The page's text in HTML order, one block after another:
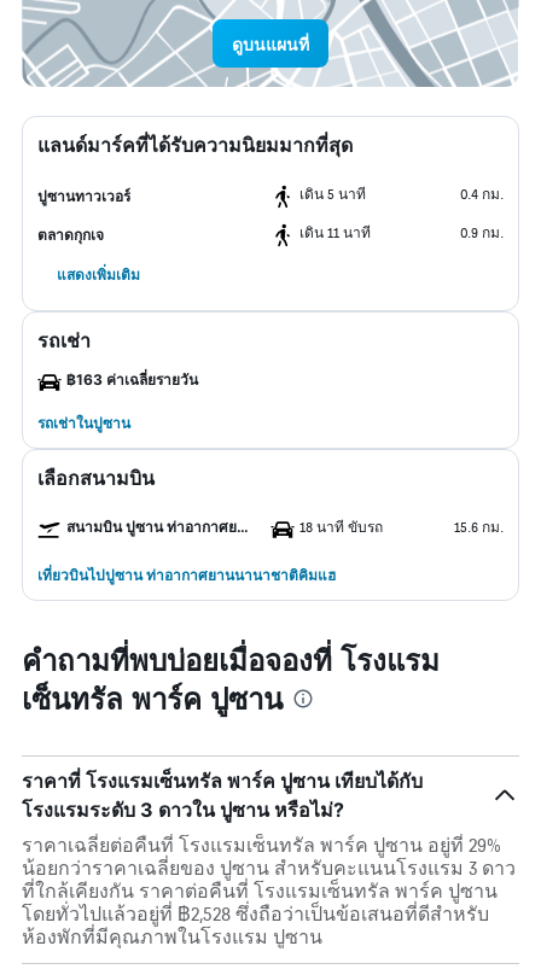
ดูบนแผนที่
แลนด์มาร์คที่ได้รับความนิยมมากที่สุด
ปูซานทาวเวอร์ เดิน 5 นาที 0.4 กม.
ตลาดกุกเจ เดิน 11 นาที 0.9 กม.
แสดงเพิ่มเติม
รถเช่า
฿163 ค่าเฉลี่ยรายวัน
รถเช่าในปูซาน
เลือกสนามบิน
สนามบิน ปูซาน ท่าอากาศยานนานาชาติคิมแฮ 18 นาที ขับรถ 15.6 กม.
เที่ยวบินไปปูซาน ท่าอากาศยานนานาชาติคิมแฮ
คำถามที่พบบ่อยเมื่อจองที่ โรงแรม
เซ็นทรัล พาร์ค ปูซาน
ราคาที่ โรงแรมเซ็นทรัล พาร์ค ปูซาน เทียบได้กับ
โรงแรมระดับ 3 ดาวใน ปูซาน หรือไม่?
ราคาเฉลี่ยต่อคืนที่ โรงแรมเซ็นทรัล พาร์ค ปูซาน อยู่ที่ 29%
น้อยกว่าราคาเฉลี่ยของ ปูซาน สำหรับคะแนนโรงแรม 3 ดาว
ที่ใกล้เคียงกัน ราคาต่อคืนที่ โรงแรมเซ็นทรัล พาร์ค ปูซาน
โดยทั่วไปแล้วอยู่ที่ ฿2,528 ซึ่งถือว่าเป็นข้อเสนอที่ดีสำหรับ
ห้องพักที่มีคุณภาพในโรงแรม ปูซาน